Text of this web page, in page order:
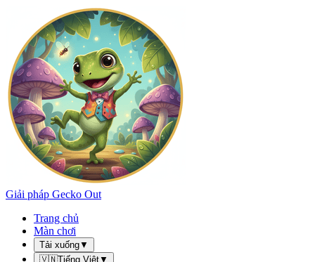
Giải pháp Gecko Out
Trang chủ
Màn chơi
Tải xuống▼
🇻🇳Tiếng Việt▼